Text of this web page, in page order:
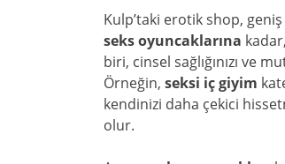
Kulp’taki erotik shop,
seks oyuncaklarına
biri, cinsel sağlığınızı ve
Örneğin, seksi iç giyim
kendinizi daha çekici
olur.